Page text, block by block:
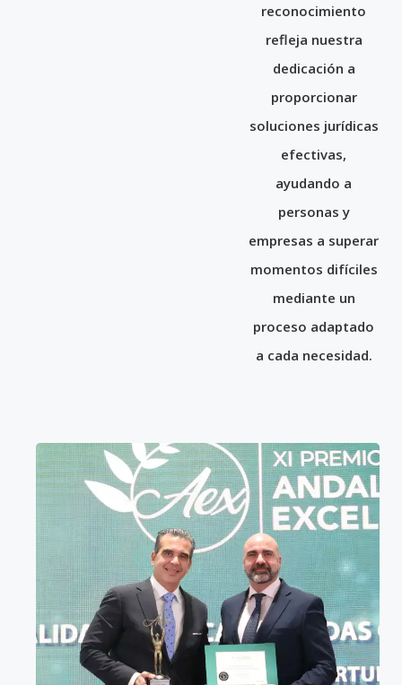
reconocimiento
refleja nuestra
dedicación a
proporcionar
soluciones jurídicas
efectivas,
ayudando a
personas y
empresas a superar
momentos difíciles
mediante un
proceso adaptado
a cada necesidad.